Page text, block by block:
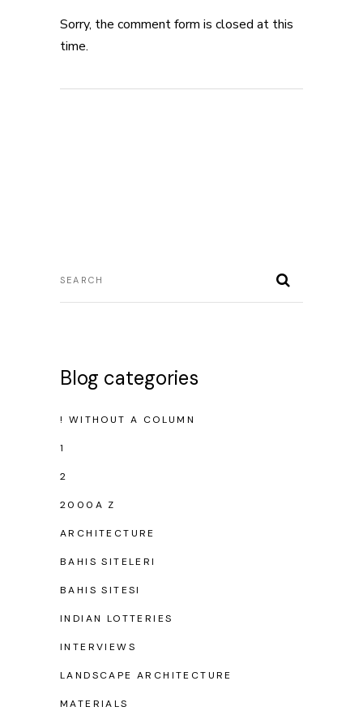
Sorry, the comment form is closed at this
time.
Blog categories
! WITHOUT A COLUMN
1
2
2000A Z
ARCHITECTURE
BAHIS SITELERI
BAHIS SITESI
INDIAN LOTTERIES
INTERVIEWS
LANDSCAPE ARCHITECTURE
MATERIALS